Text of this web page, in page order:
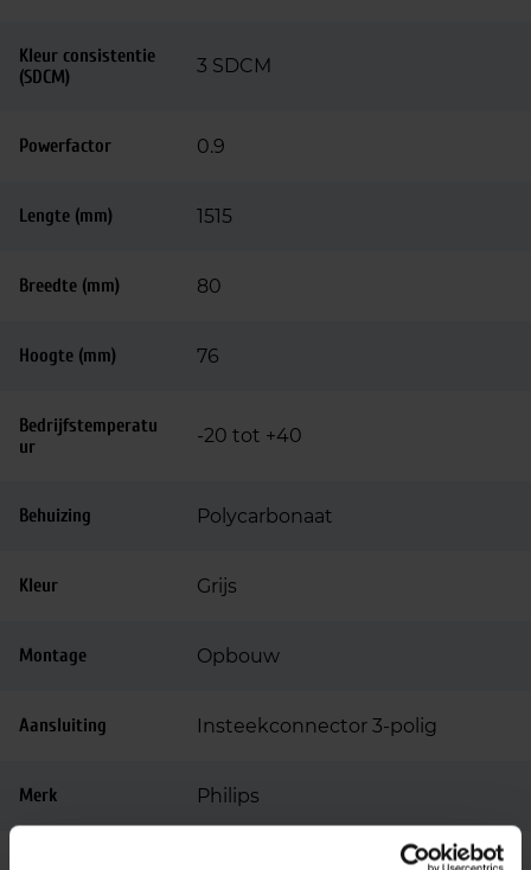
Kleur consistentie
(SDCM)
3 SDCM
Powerfactor 0.9
Lengte (mm) 1515
Breedte (mm) 80
Hoogte (mm) 76
Bedrijfstemperatu
ur
-20 tot +40
Behuizing Polycarbonaat
Kleur Grijs
Montage Opbouw
Aansluiting Insteekconnector 3-polig
Merk Philips